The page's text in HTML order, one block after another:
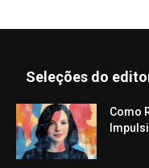
Seleções do
Como